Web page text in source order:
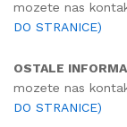
mozete nas
DO STRANICE)
OSTALE
mozete nas
DO STRANICE)